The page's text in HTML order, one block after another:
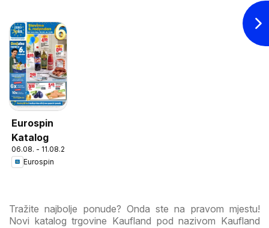
Eurospin
Katalog
06.08. - 11.08.2026
Eurospin
Tražite najbolje ponude? Onda ste na pravom mjestu!
Novi katalog trgovine Kaufland pod nazivom Kaufland